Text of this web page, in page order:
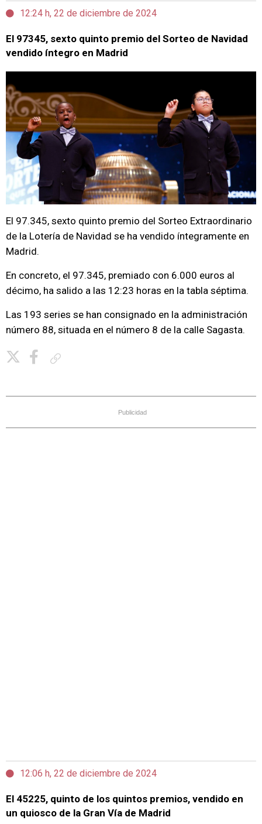
12:24 h, 22 de diciembre de 2024
El 97345, sexto quinto premio del Sorteo de Navidad
vendido íntegro en Madrid
El 97.345, sexto quinto premio del Sorteo Extraordinario
de la Lotería de Navidad se ha vendido íntegramente en
Madrid.
En concreto, el 97.345, premiado con 6.000 euros al
décimo, ha salido a las 12:23 horas en la tabla séptima.
Las 193 series se han consignado en la administración
número 88, situada en el número 8 de la calle Sagasta.
Publicidad
12:06 h, 22 de diciembre de 2024
El 45225, quinto de los quintos premios, vendido en
un quiosco de la Gran Vía de Madrid